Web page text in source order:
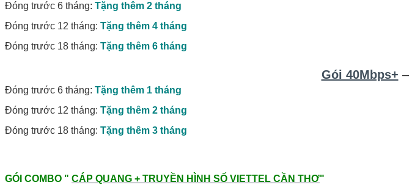
Đóng trước 6 tháng: Tặng thêm 2 tháng
Đóng trước 12 tháng: Tặng thêm 4 tháng
Đóng trước 18 tháng: Tặng thêm 6 tháng
Gói 40Mbps+ –
Đóng trước 6 tháng: Tặng thêm 1 tháng
Đóng trước 12 tháng: Tặng thêm 2 tháng
Đóng trước 18 tháng: Tặng thêm 3 tháng
GÓI COMBO " CÁP QUANG + TRUYỀN HÌNH SỐ VIETTEL CẦN THƠ"